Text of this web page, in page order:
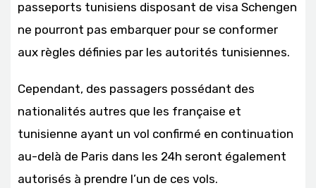
passeports tunisiens disposant de visa Schengen
ne pourront pas embarquer pour se conformer
aux règles définies par les autorités tunisiennes.
Cependant, des passagers possédant des
nationalités autres que les française et
tunisienne ayant un vol confirmé en continuation
au-delà de Paris dans les 24h seront également
autorisés à prendre l’un de ces vols.